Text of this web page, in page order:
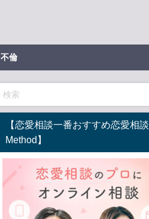
不倫
【恋愛相談一番おすすめ恋愛相談
Method】